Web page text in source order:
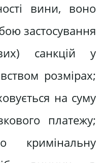
вини, воно
застосування
санкцій у
розмірах;
на суму
платежу;
кримінальну